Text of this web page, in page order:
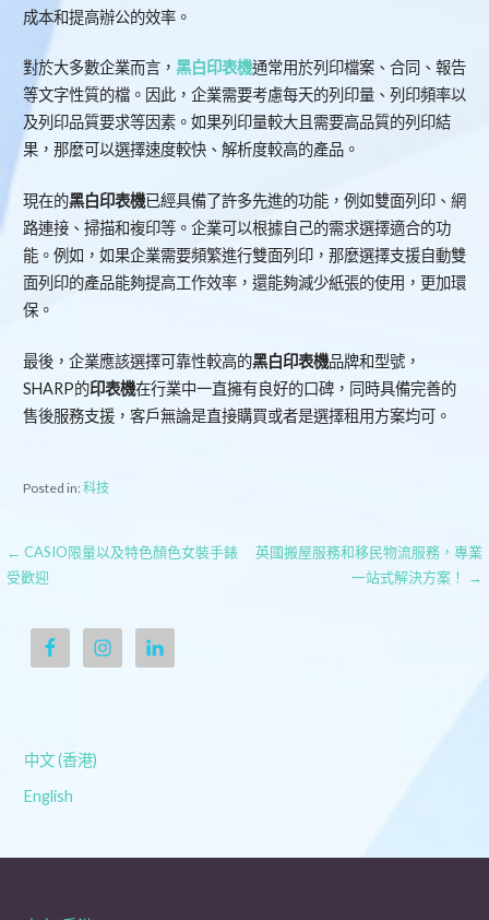
成本和提高辦公的效率。
對於大多數企業而言， 黑白印表機通常用於列印檔案、合同、報告
等文字性質的檔。因此，企業需要考慮每天的列印量、列印頻率以
及列印品質要求等因素。如果列印量較大且需要高品質的列印結
果，那麼可以選擇速度較快、解析度較高的產品。
現在的黑白印表機已經具備了許多先進的功能，例如雙面列印、網
路連接、掃描和複印等。企業可以根據自己的需求選擇適合的功
能。例如，如果企業需要頻繁進行雙面列印，那麼選擇支援自動雙
面列印的產品能夠提高工作效率，還能夠減少紙張的使用，更加環
保。
最後，企業應該選擇可靠性較高的黑白印表機品牌和型號，
SHARP的印表機在行業中一直擁有良好的口碑，同時具備完善的
售後服務支援，客戶無論是直接購買或者是選擇租用方案均可。
Posted in:科技
文
章
導
覽
← CASIO限量以及特色顏色女裝手錶
受歡迎
英國搬屋服務和移民物流服務，專業
一站式解決方案！ →
中文 (香港)
English